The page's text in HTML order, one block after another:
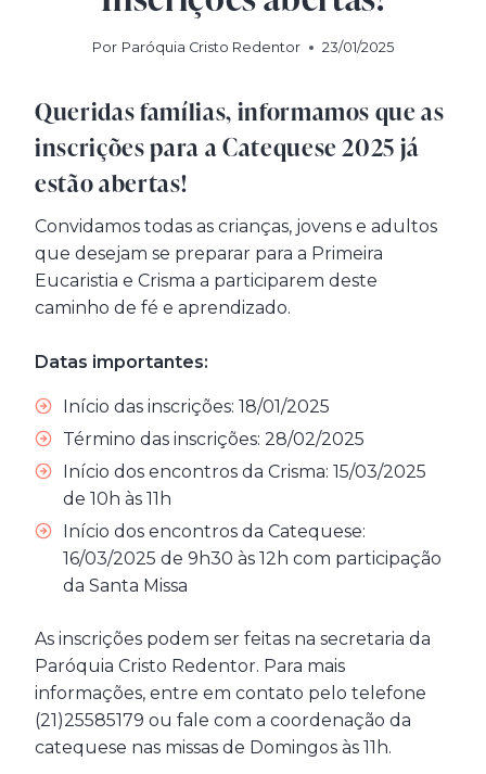
Por Paróquia Cristo Redentor 23/01/2025
Queridas famílias, informamos que as
inscrições para a Catequese 2025 já
estão abertas!
Convidamos todas as crianças, jovens e adultos
que desejam se preparar para a Primeira
Eucaristia e Crisma a participarem deste
caminho de fé e aprendizado.
Datas importantes:
Início das inscrições: 18/01/2025
Término das inscrições: 28/02/2025
Início dos encontros da Crisma: 15/03/2025
de 10h às 11h
Início dos encontros da Catequese:
16/03/2025 de 9h30 às 12h com participação
da Santa Missa
As inscrições podem ser feitas na secretaria da
Paróquia Cristo Redentor. Para mais
informações, entre em contato pelo telefone
(21)25585179 ou fale com a coordenação da
catequese nas missas de Domingos às 11h.